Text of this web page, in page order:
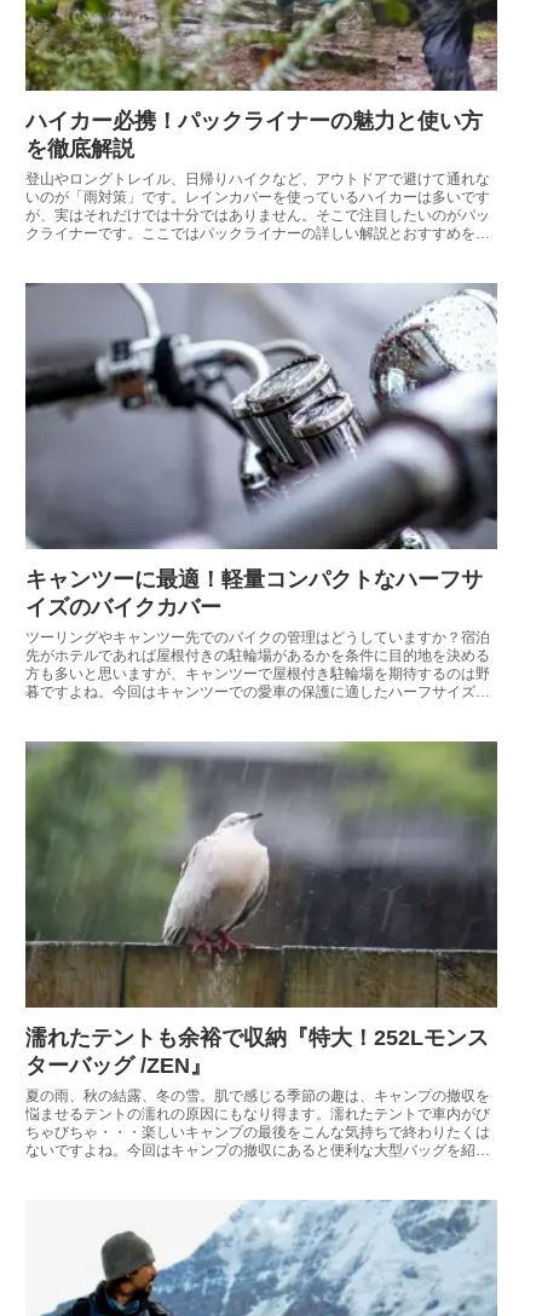
ハイカー必携！パックライナーの魅力と使い方
を徹底解説
登山やロングトレイル、日帰りハイクなど、アウトドアで避けて通れな
いのが「雨対策」です。レインカバーを使っているハイカーは多いです
が、実はそれだけでは十分ではありません。そこで注目したいのがパッ
クライナーです。ここではパックライナーの詳しい解説とおすすめを紹
キャンツーに最適！軽量コンパクトなハーフサ
イズのバイクカバー
ツーリングやキャンツー先でのバイクの管理はどうしていますか？宿泊
先がホテルであれば屋根付きの駐輪場があるかを条件に目的地を決める
方も多いと思いますが、キャンツーで屋根付き駐輪場を期待するのは野
暮ですよね。今回はキャンツーでの愛車の保護に適したハーフサイズの
濡れたテントも余裕で収納『特大！252Lモンス
ターバッグ /ZEN』
夏の雨、秋の結露、冬の雪。肌で感じる季節の趣は、キャンプの撤収を
悩ませるテントの濡れの原因にもなり得ます。濡れたテントで車内がび
ちゃびちゃ・・・楽しいキャンプの最後をこんな気持ちで終わりたくは
ないですよね。今回はキャンプの撤収にあると便利な大型バッグを紹介